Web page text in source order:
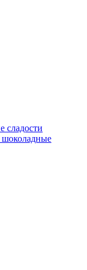
сладости